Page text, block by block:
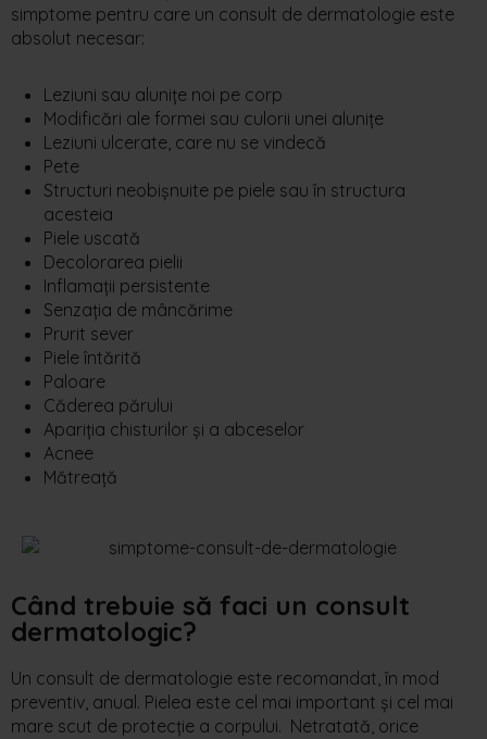
simptome pentru care un consult de dermatologie este
absolut necesar:
Leziuni sau alunițe noi pe corp
Modificări ale formei sau culorii unei alunițe
Leziuni ulcerate, care nu se vindecă
Pete
Structuri neobișnuite pe piele sau în structura
acesteia
Piele uscată
Decolorarea pielii
Inflamații persistente
Senzația de mâncărime
Prurit sever
Piele întărită
Paloare
Căderea părului
Apariția chisturilor și a abceselor
Acnee
Mătreață
Când trebuie să faci un consult
dermatologic?
Un consult de dermatologie este recomandat, în mod
preventiv, anual. Pielea este cel mai important și cel mai
mare scut de protecție a corpului. Netratată , orice